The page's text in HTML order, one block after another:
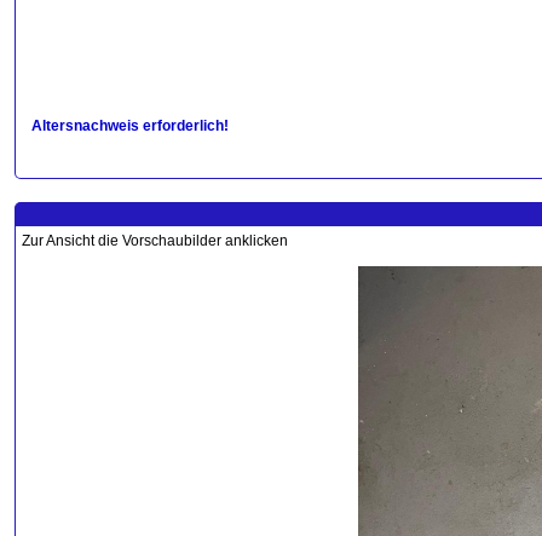
Altersnachweis erforderlich!
Zur Ansicht die Vorschaubilder anklicken